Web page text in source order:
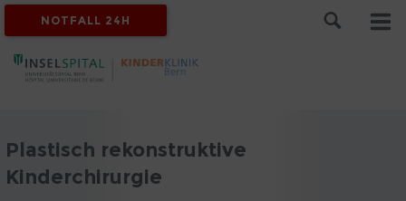
NOTFALL 24H
Plastisch rekonstruktive
Kinderchirurgie